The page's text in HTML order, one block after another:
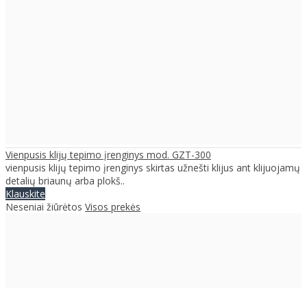
Vienpusis klijų tepimo įrenginys mod. GZT-300
vienpusis klijų tepimo įrenginys skirtas užnešti klijus ant klijuojamų
detalių briaunų arba plokš..
Klauskite
Neseniai žiūrėtos Visos prekės